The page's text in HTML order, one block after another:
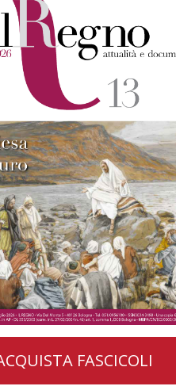
FASCICOLI